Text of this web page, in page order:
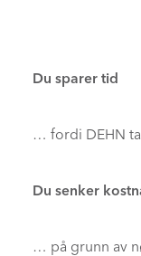
Du sparer tid
… fordi DEHN
Du senker
… på grunn av